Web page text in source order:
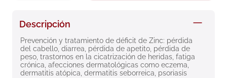
Descripción
Prevención y tratamiento de déficit de Zinc: pérdida
del cabello, diarrea, pérdida de apetito, pérdida de
peso, trastornos en la cicatrización de heridas, fatiga
crónica, afecciones dermatológicas como eczema,
dermatitis atópica, dermatitis seborreica, psoriasis
roche posay
9. nivea
10.pañales